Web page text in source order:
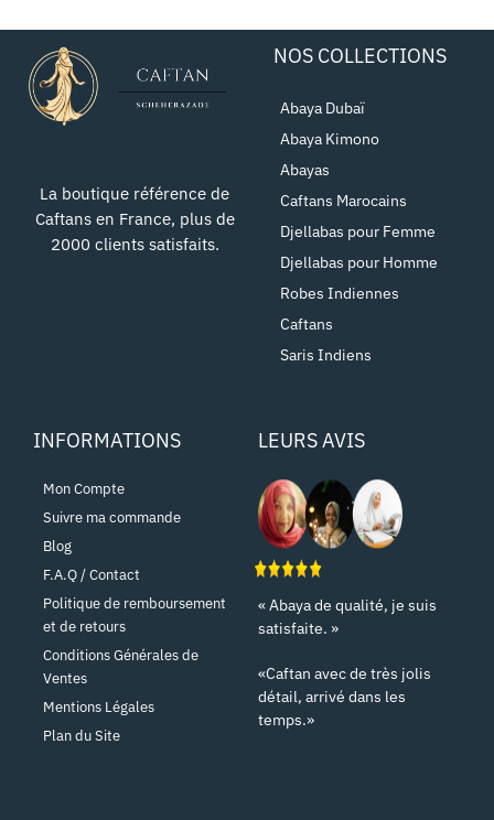
La boutique référence de
Caftans en France, plus de
2000 clients satisfaits.
NOS COLLECTIONS
Abaya Dubaï
Abaya Kimono
Abayas
Caftans Marocains
Djellabas pour Femme
Djellabas pour Homme
Robes Indiennes
Caftans
Saris Indiens
INFORMATIONS
Mon Compte
Suivre ma commande
Blog
F.A.Q / Contact
Politique de remboursement
et de retours
Conditions Générales de
Ventes
Mentions Légales
Plan du Site
LEURS AVIS
« Abaya de qualité, je suis
satisfaite. »
«Caftan avec de très jolis
détail, arrivé dans les
temps.»